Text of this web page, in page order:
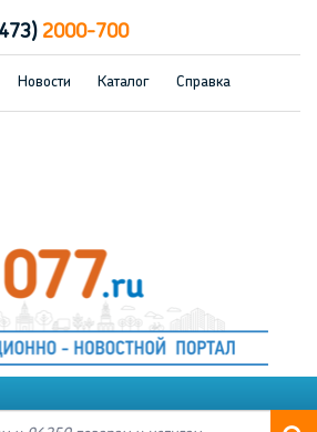
2000-700
Новости Каталог Справка